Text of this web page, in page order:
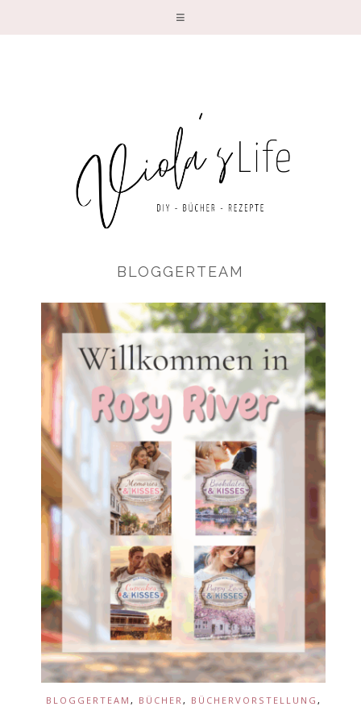
BLOGGERTEAM
BLOGGERTEAM , BÜCHER , BÜCHERVORSTELLUNG ,